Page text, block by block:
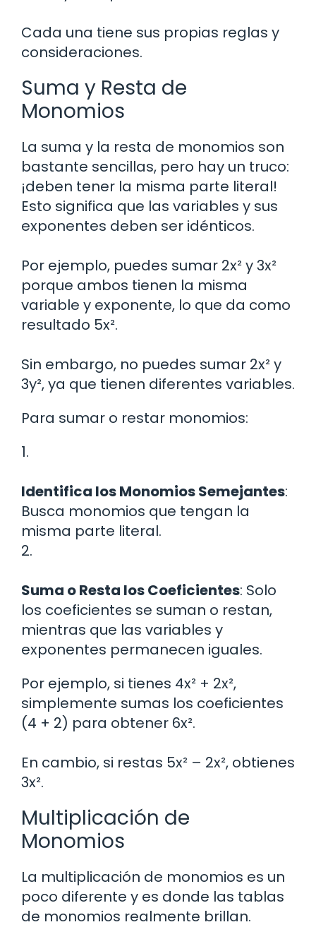
Cada una tiene sus propias reglas y
consideraciones.
Suma y Resta de
Monomios
La suma y la resta de monomios son
bastante sencillas, pero hay un truco:
¡deben tener la misma parte literal!
Esto significa que las variables y sus
exponentes deben ser idénticos.
Por ejemplo, puedes sumar 2x² y 3x²
porque ambos tienen la misma
variable y exponente, lo que da como
resultado 5x².
Sin embargo, no puedes sumar 2x² y
3y², ya que tienen diferentes variables.
Para sumar o restar monomios:
1.
Identifica los Monomios Semejantes:
Busca monomios que tengan la
misma parte literal.
2.
Suma o Resta los Coeficientes: Solo
los coeficientes se suman o restan,
mientras que las variables y
exponentes permanecen iguales.
Por ejemplo, si tienes 4x² + 2x²,
simplemente sumas los coeficientes
(4 + 2) para obtener 6x².
En cambio, si restas 5x² – 2x², obtienes
3x².
Multiplicación de
Monomios
La multiplicación de monomios es un
poco diferente y es donde las tablas
de monomios realmente brillan.